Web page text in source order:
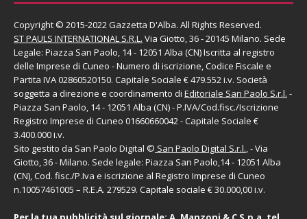
Copyright © 2015-2022 Gazzetta D'Alba. All Rights Reserved.
ST PAULS INTERNATIONAL S.R.L. Via Giotto, 36 - 20145 Milano. Sede
Legale: Piazza San Paolo, 14 - 12051 Alba (CN) Iscritta al registro
delle Imprese di Cuneo - Numero di iscrizione, Codice Fiscale e
Partita IVA 02860520150. Capitale Sociale € 479.552 i.v. Società
soggetta a direzione e coordinamento di Editoriale San Paolo S.r.l. -
Piazza San Paolo, 14 - 12051 Alba (CN) - P.IVA/Cod.fisc./Iscrizione
Registro Imprese di Cuneo 01660660042 - Capitale Sociale €
3.400.000 i.v.
Sito gestito da San Paolo Digital © San Paolo Digital S.r.l., - Via
Giotto, 36 - Milano. Sede legale: Piazza San Paolo,14 - 12051 Alba
(CN), Cod. fisc./P.Iva e iscrizione al Registro Imprese di Cuneo
n.10057461005 – R.E.A. 279529. Capitale sociale € 30.000,00 i.v.